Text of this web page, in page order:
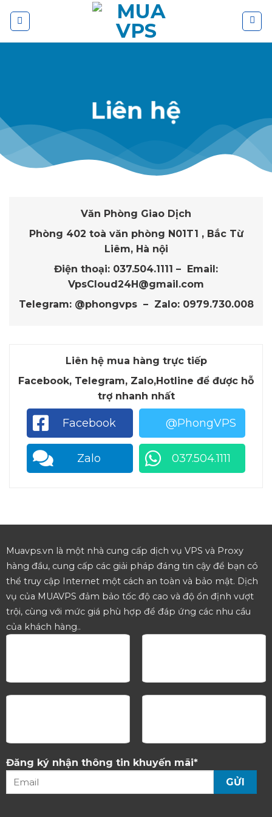
Liên hệ
Văn Phòng Giao Dịch
Phòng 402 toà văn phòng N01T1 , Bắc Từ
Liêm, Hà nội
Điện thoại: 037.504.1111 – Email:
VpsCloud24H@gmail.com
Telegram: @phongvps – Zalo: 0979.730.008
Liên hệ mua hàng trực tiếp
Facebook, Telegram, Zalo,Hotline để được hỗ
trợ nhanh nhất
Facebook @PhongVPS
Zalo 037.504.1111
Muavps.vn là một nhà cung cấp dịch vụ VPS và Proxy
hàng đầu, cung cấp các giải pháp đáng tin cậy để bạn có
thể truy cập Internet một cách an toàn và bảo mật. Dịch
vụ của MUAVPS đảm bảo tốc độ cao và độ ổn định vượt
trội, cùng với mức giá phù hợp để đáp ứng các nhu cầu
của khách hàng..
Đăng ký nhận thông tin khuyến mãi*